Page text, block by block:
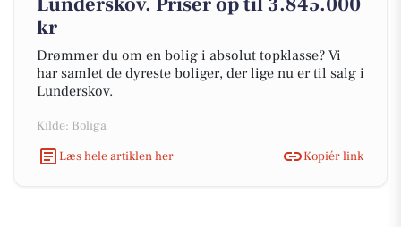
kr
Drømmer du om en bolig i absolut topklasse? Vi
har samlet de dyreste boliger, der lige nu er til salg i
Lunderskov.
Kilde: Boliga
Læs hele artiklen her
Kopiér link